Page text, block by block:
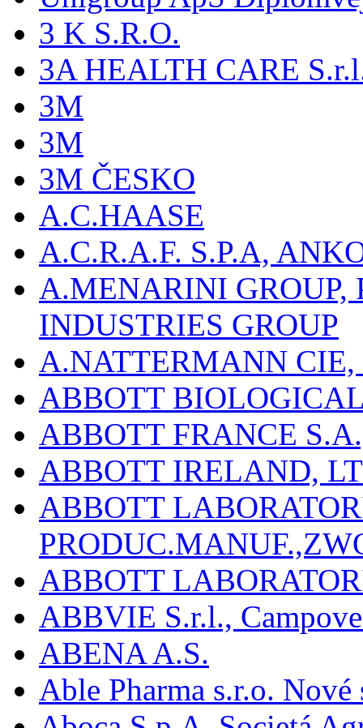
3 K S.R.O.
3A HEALTH CARE
3M
3M
3M ČESKO
A.C.HAASE
A.C.R.A.F. S.P.A,
A.MENARINI
INDUSTRIES GROUP
A.NATTERMANN
ABBOTT
ABBOTT FRANCE
ABBOTT IRELAND,
ABBOTT
ABBOTT
ABBVIE S.r.l.,
ABENA A.S.
Able Pharma s.r.o.